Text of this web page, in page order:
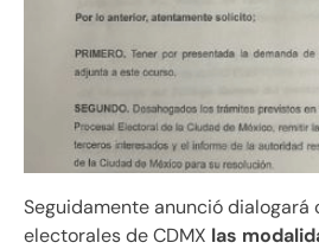
Seguidamente anunció dialogará
electorales de CDMX las